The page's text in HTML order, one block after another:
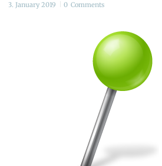
3. January 2019 0 Comments